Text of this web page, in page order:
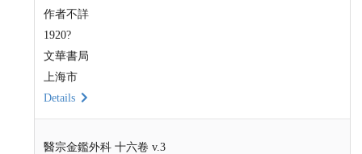
作者不詳
1920?
文華書局
上海市
Details
醫宗金鑑外科 十六卷 v.3